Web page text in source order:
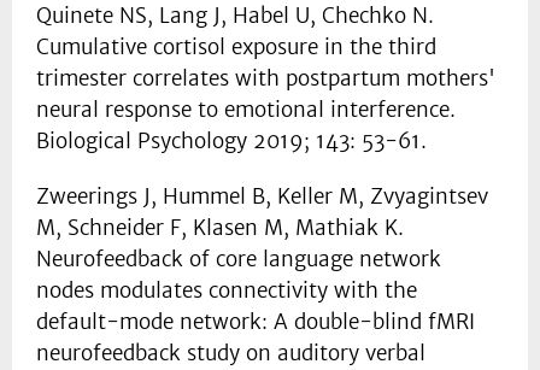
Quinete NS, Lang J, Habel U, Chechko N.
Cumulative cortisol exposure in the third
trimester correlates with postpartum mothers'
neural response to emotional interference.
Biological Psychology 2019; 143: 53-61.
Zweerings J, Hummel B, Keller M, Zvyagintsev
M, Schneider F, Klasen M, Mathiak K.
Neurofeedback of core language network
nodes modulates connectivity with the
default-mode network: A double-blind fMRI
neurofeedback study on auditory verbal